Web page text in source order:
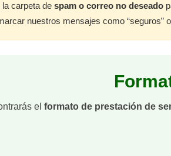
carpeta de spam o correo no deseado
nuestros mensajes como “seguros”
el formato de prestación de